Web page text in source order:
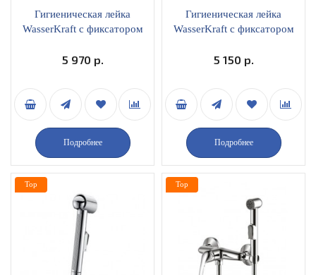
Гигиеническая лейка
WasserKraft с фиксатором
5 970 р.
Подробнее
Гигиеническая лейка
WasserKraft с фиксатором
5 150 р.
Подробнее
Top Top